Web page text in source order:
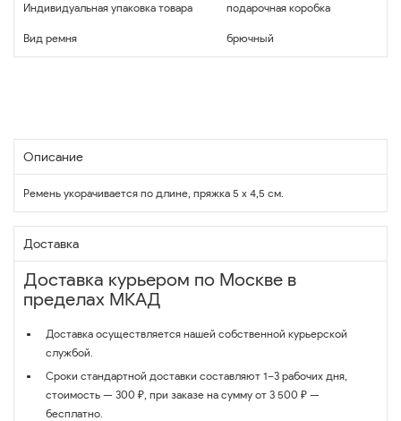
Индивидуальная упаковка товара подарочная коробка
Вид ремня брючный
Описание
Ремень укорачивается по длине, пряжка 5 х 4,5 см.
Доставка
Доставка курьером по Москве в
пределах МКАД
Доставка осуществляется нашей собственной курьерской
службой.
Сроки стандартной доставки составляют 1–3 рабочих дня,
стоимость — 300 ₽, при заказе на сумму от 3 500 ₽ —
бесплатно.